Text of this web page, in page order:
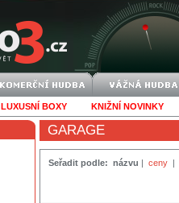
LUXUSNÍ BOXY KNIŽNÍ NOVINKY
GARAGE
Seřadit podle: názvu | ceny |